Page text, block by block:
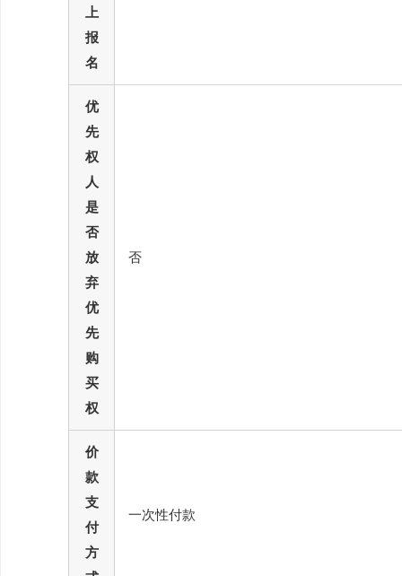
上
报
名
优
先
权
人
是
否
放
弃
优
先
购
买
权
否
价
款
支
付
方
一次性付款